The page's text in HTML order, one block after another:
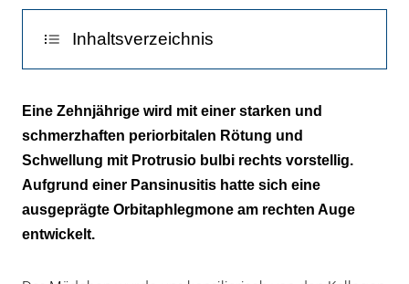
3
Inhaltsverzeichnis
Postoperative Therapie
Eine Zehnjährige wird mit einer starken und
schmerzhaften periorbitalen Rötung und
Schwellung mit Protrusio bulbi rechts vorstellig.
Aufgrund einer Pansinusitis hatte sich eine
ausgeprägte Orbitaphlegmone am rechten Auge
entwickelt.